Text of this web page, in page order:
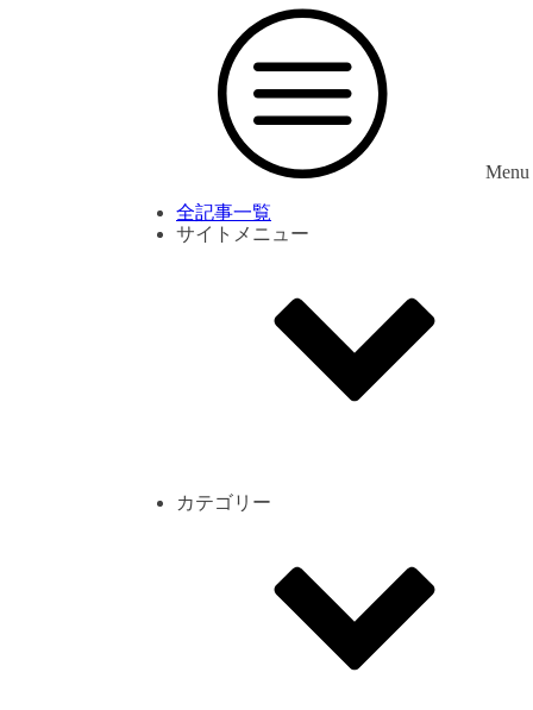
Menu
全記事一覧
サイトメニュー
カテゴリー